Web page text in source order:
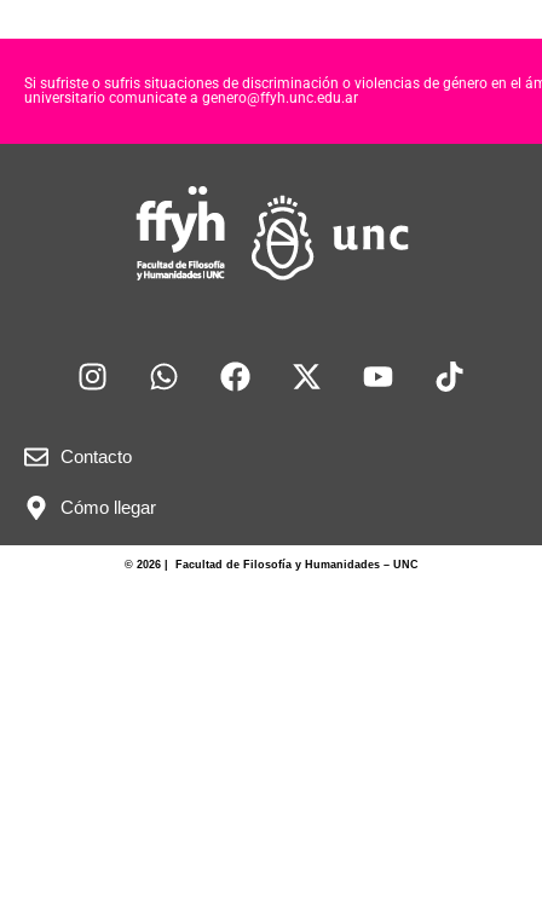
Si sufriste o sufris situaciones de discriminación o violencias de género en el
universitario comunicate a genero@ffyh.unc.edu.ar
Contacto
Cómo llegar
© 2026 | Facultad de Filosofía y Humanidades – UNC